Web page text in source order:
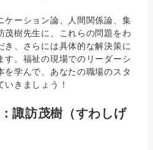
ーション論、人間関係論、集
茂樹先生に、これらの問題をわ
き、さらには具体的な解決策に
す。福祉の現場でのリーダーシ
を学んで、あなたの職場のスタ
いきましょう！
諏訪茂樹（すわしげ